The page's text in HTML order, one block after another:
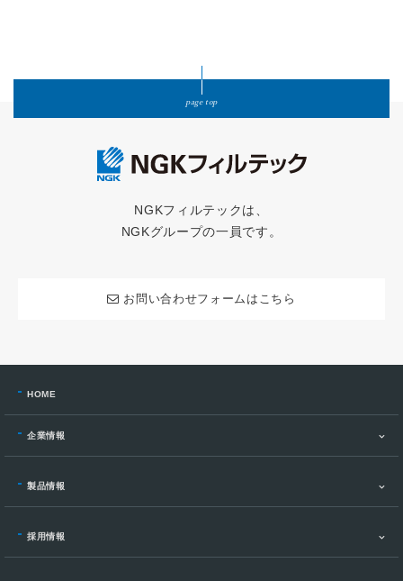
page top
NGKフィルテックは、
NGKグループの一員です。
お問い合わせフォームはこちら
HOME
企業情報
製品情報
採用情報